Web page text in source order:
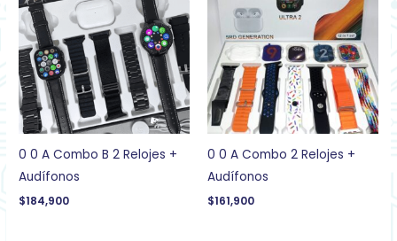
0 0 A Combo B 2 Relojes +
Audífonos
$184,900
0 0 A Combo 2 Relojes +
Audífonos
$161,900